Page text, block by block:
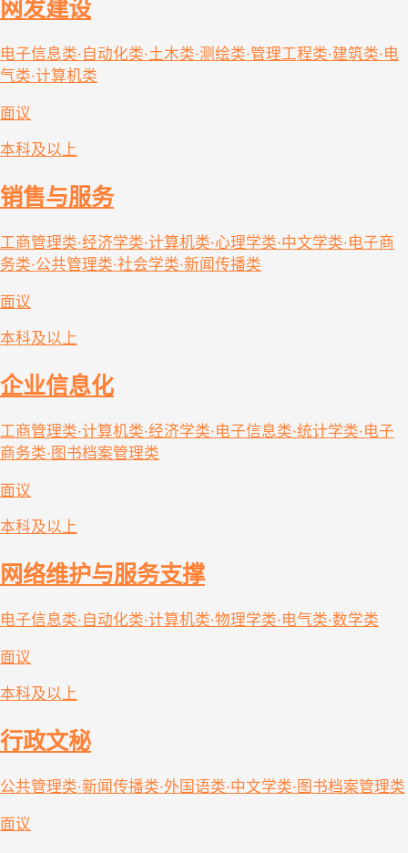
网发建设
电子信息类·自动化类·土木类·测绘类·管理工程类·建筑类·电
气类·计算机类
面议
本科及以上
销售与服务
工商管理类·经济学类·计算机类·心理学类·中文学类·电子商
务类·公共管理类·社会学类·新闻传播类
面议
本科及以上
企业信息化
工商管理类·计算机类·经济学类·电子信息类·统计学类·电子
商务类·图书档案管理类
面议
本科及以上
网络维护与服务支撑
电子信息类·自动化类·计算机类·物理学类·电气类·数学类
面议
本科及以上
行政文秘
公共管理类·新闻传播类·外国语类·中文学类·图书档案管理类
面议